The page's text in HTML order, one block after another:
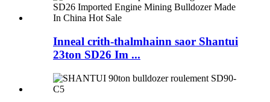
Inneal crith-thalmhainn saor Shantui
23ton SD26 Im ...